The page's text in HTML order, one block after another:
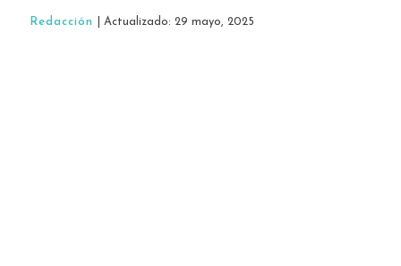
Redacción | Actualizado: 29 mayo, 2025